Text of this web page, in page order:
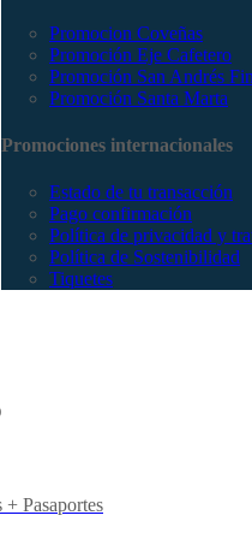
Promocion Coveñas
Promoción Eje Cafetero
Promoción San Andrés
Promoción Santa Marta
Promociones internacionales
Estado de tu transacción
Pago confirmación
Política de privacidad y
Política de Sostenibilidad
Tiquetes
Pasaportes